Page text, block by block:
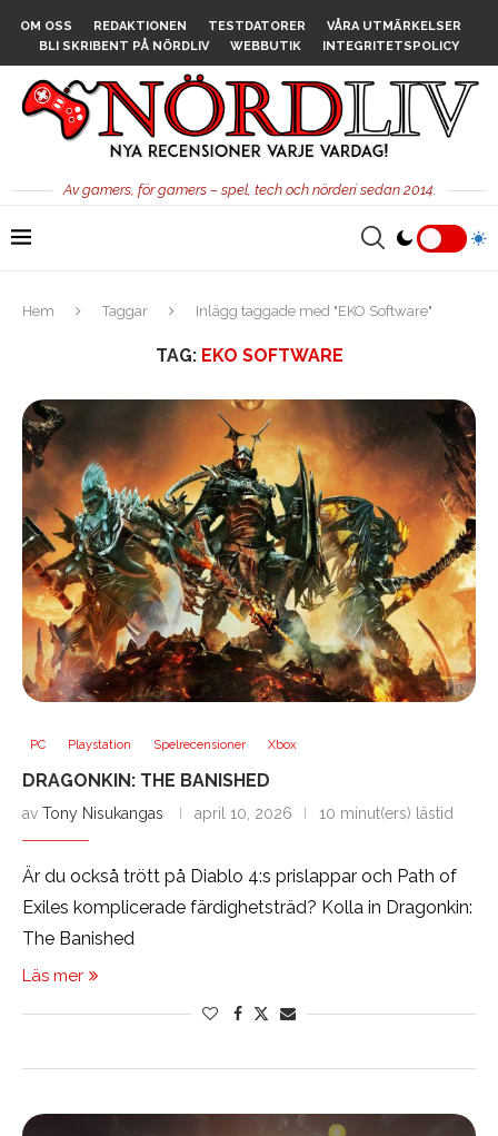
OM OSS REDAKTIONEN TESTDATORER
VÅRA UTMÄRKELSER
BLI SKRIBENT PÅ NÖRDLIV
WEBBUTIK INTEGRITETSPOLICY
Av gamers, för gamers – spel, tech och nörderi sedan 2014.
Hem Taggar Inlägg taggade med "EKO Software"
TAG: EKO SOFTWARE
PC Playstation Spelrecensioner Xbox
DRAGONKIN: THE BANISHED
av Tony Nisukangas april 10, 2026 10 minut(ers) lästid
Är du också trött på Diablo 4:s prislappar och Path of
Exiles komplicerade färdighetsträd? Kolla in Dragonkin:
The Banished
Läs mer